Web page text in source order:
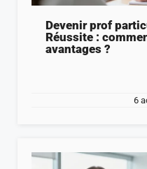
Devenir prof
Réussite :
avantages ?
6